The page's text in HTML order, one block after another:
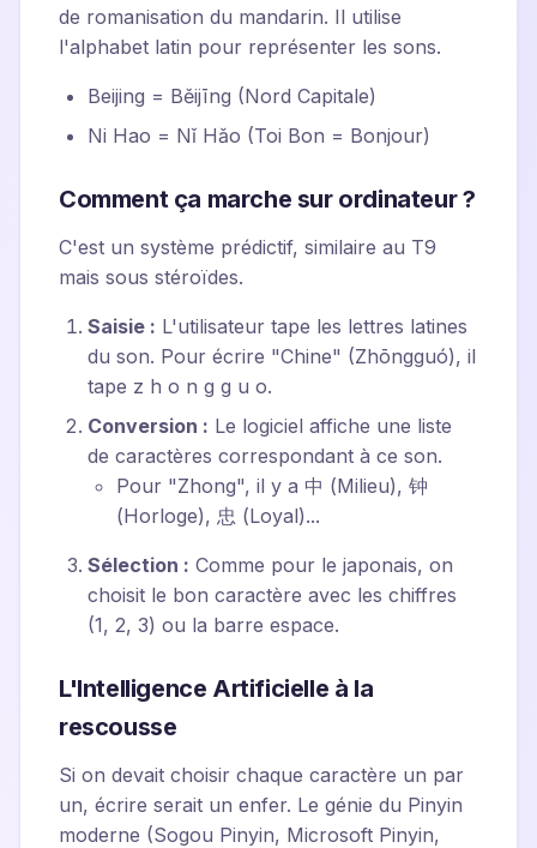
de romanisation du mandarin. Il utilise
l'alphabet latin pour représenter les sons.
Beijing = Běijīng (Nord Capitale)
Ni Hao = Nǐ Hǎo (Toi Bon = Bonjour)
Comment ça marche sur ordinateur ?
C'est un système prédictif, similaire au T9
mais sous stéroïdes.
Saisie : L'utilisateur tape les lettres latines
du son. Pour écrire "Chine" (Zhōngguó), il
tape z h o n g g u o.
Conversion : Le logiciel affiche une liste
de caractères correspondant à ce son.
Pour "Zhong", il y a 中 (Milieu), 钟
(Horloge), 忠 (Loyal)...
Sélection : Comme pour le japonais, on
choisit le bon caractère avec les chiffres
(1, 2, 3) ou la barre espace.
L'Intelligence Artificielle à la
rescousse
Si on devait choisir chaque caractère un par
un, écrire serait un enfer. Le génie du Pinyin
moderne (Sogou Pinyin, Microsoft Pinyin,